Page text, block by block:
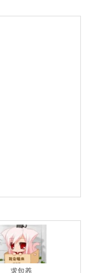
求包养